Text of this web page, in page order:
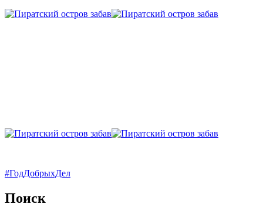
#ГодДобрыхДел
Поиск